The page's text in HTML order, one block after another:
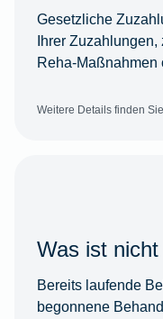
Gesetzliche
Ihrer
Reha-Maßnahmen
Weitere Details finden
Was ist
Bereits laufende
begonnene